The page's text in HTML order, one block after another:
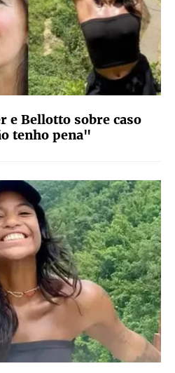
e Bellotto sobre caso
tenho pena"